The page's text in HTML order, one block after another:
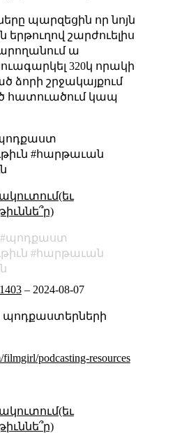
պարզեցին որ նոյն
երթուղով շարժուելիս
կարողանում ա
320կ որակի
ձորի շրջակայքում
հատուածում կապ
#հարթաւան
պոդքաստ
հարթաւան
– 2024-08-07
պոդքաստերների
podcasting-resources